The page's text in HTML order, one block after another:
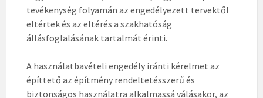
tevékenység folyamán az engedélyezett tervektől
eltértek és az eltérés a szakhatóság
állásfoglalásának tartalmát érinti.
A használatbavételi engedély iránti kérelmet az
építtető az építmény rendeltetésszerű és
biztonságos használatra alkalmassá válásakor, az